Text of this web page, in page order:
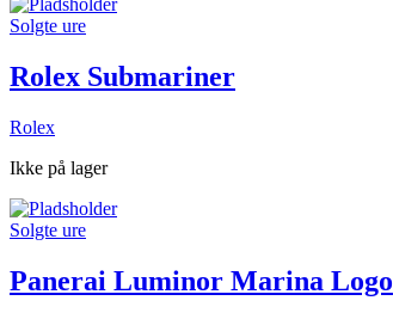
Solgte ure
Rolex Submariner
Rolex
Ikke på lager
Solgte ure
Panerai Luminor Marina Logo